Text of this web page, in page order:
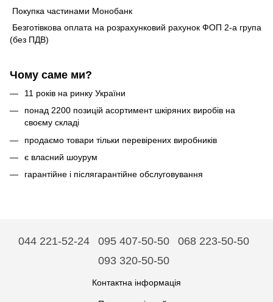
Покупка частинами Монобанк
Безготівкова оплата на розрахунковий рахунок ФОП 2-а група
(без ПДВ)
Чому саме ми?
11 років на ринку України
понад 2200 позицій асортимент шкіряних виробів на
своєму складі
продаємо товари тільки перевірених виробників
є власний шоурум
гарантійне і післягарантійне обслуговування
044 221-52-24 095 407-50-50
068 223-50-50
093 320-50-50
Контактна інформація